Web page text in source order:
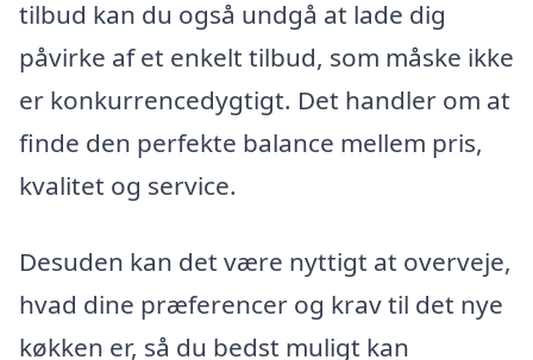
tilbud kan du også undgå at lade dig
påvirke af et enkelt tilbud, som måske ikke
er konkurrencedygtigt. Det handler om at
finde den perfekte balance mellem pris,
kvalitet og service.
Desuden kan det være nyttigt at overveje,
hvad dine præferencer og krav til det nye
køkken er, så du bedst muligt kan